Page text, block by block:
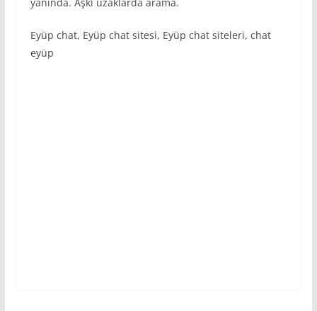
Eyüp chat, Eyüp chat sitesi, Eyüp chat siteleri, chat
eyüp